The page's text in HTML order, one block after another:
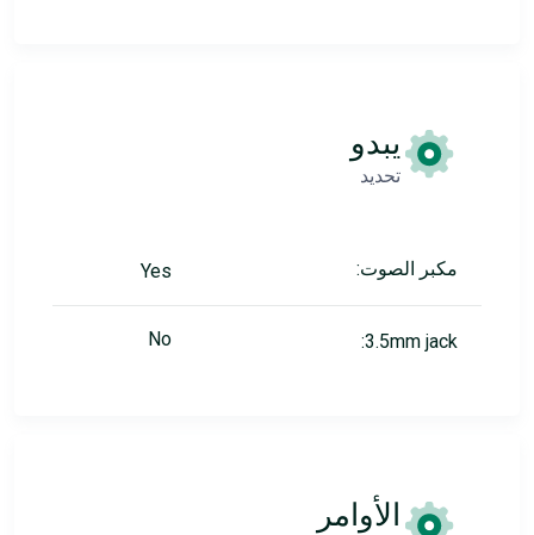
يبدو
تحديد
مكبر الصوت: Yes
3.5mm jack:
No
الأوامر